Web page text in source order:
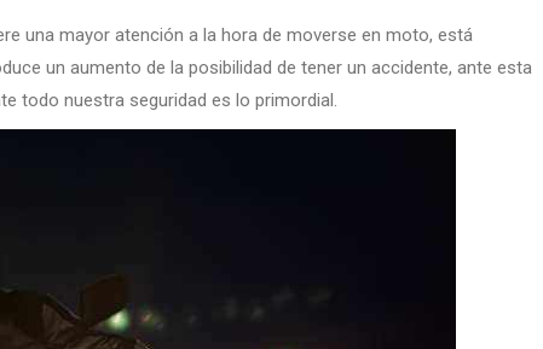
una mayor atención a la hora de moverse en moto, está
un aumento de la posibilidad de tener un accidente, ante esta
todo nuestra seguridad es lo primordial.